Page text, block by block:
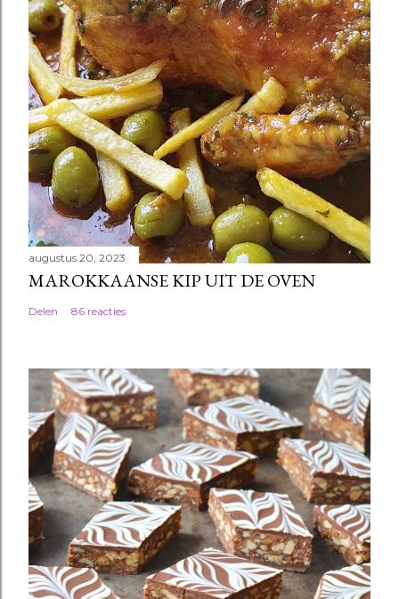
augustus 20, 2023
MAROKKAANSE KIP UIT DE OVEN
Delen 86 reacties